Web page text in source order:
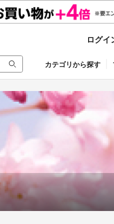
ログイ
カテゴリから探す